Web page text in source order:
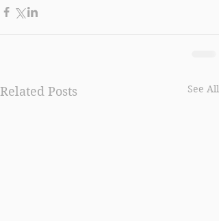
Related Posts See All